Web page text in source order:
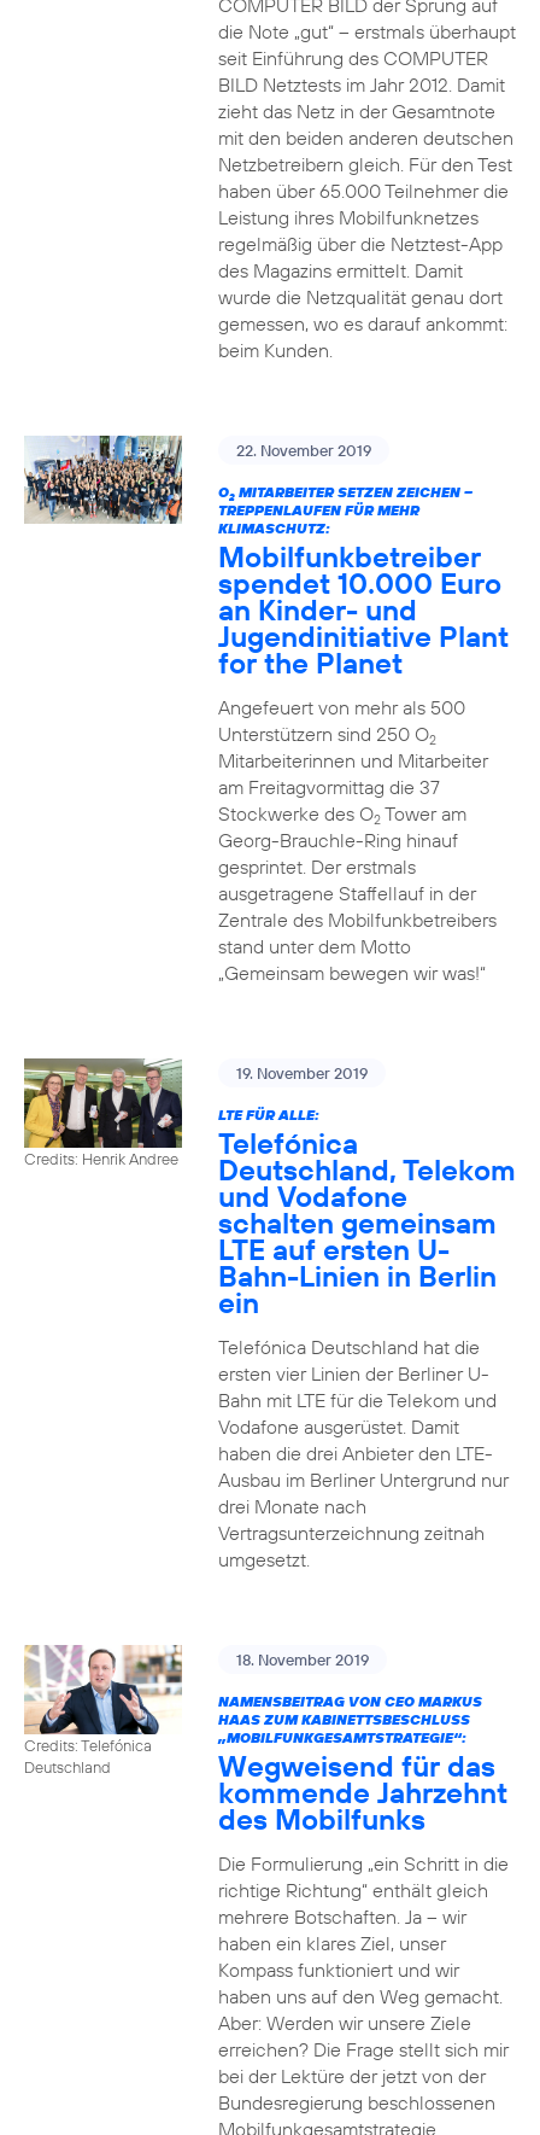
COMPUTER BILD der Sprung auf
die Note „gut“ – erstmals überhaupt
seit Einführung des COMPUTER
BILD Netztests im Jahr 2012. Damit
zieht das Netz in der Gesamtnote
mit den beiden anderen deutschen
Netzbetreibern gleich. Für den Test
haben über 65.000 Teilnehmer die
Leistung ihres Mobilfunknetzes
regelmäßig über die Netztest-App
des Magazins ermittelt. Damit
wurde die Netzqualität genau dort
gemessen, wo es darauf ankommt:
beim Kunden.
22. November 2019
O2MITARBEITER SETZEN ZEICHEN –
TREPPENLAUFEN FÜR MEHR
KLIMASCHUTZ:
Mobilfunkbetreiber
spendet 10.000 Euro
an Kinder- und
Jugendinitiative Plant
for the Planet
Angefeuert von mehr als 500
Unterstützern sind 250 O2
Mitarbeiterinnen und Mitarbeiter
am Freitagvormittag die 37
Stockwerke des O2Tower am
Georg-Brauchle-Ring hinauf
gesprintet. Der erstmals
ausgetragene Staffellauf in der
Zentrale des Mobilfunkbetreibers
stand unter dem Motto
„Gemeinsam bewegen wir was!“
Credits: Henrik Andree
19. November 2019
LTE FÜR ALLE:
Telefónica
Deutschland, Telekom
und Vodafone
schalten gemeinsam
LTE auf ersten U-
Bahn-Linien in Berlin
ein
Telefónica Deutschland hat die
ersten vier Linien der Berliner U-
Bahn mit LTE für die Telekom und
Vodafone ausgerüstet. Damit
haben die drei Anbieter den LTE-
Ausbau im Berliner Untergrund nur
drei Monate nach
Vertragsunterzeichnung zeitnah
umgesetzt.
Credits: Telefónica
Deutschland
18. November 2019
NAMENSBEITRAG VON CEO MARKUS
HAAS ZUM KABINETTSBESCHLUSS
„MOBILFUNKGESAMTSTRATEGIE“:
Wegweisend für das
kommende Jahrzehnt
des Mobilfunks
Die Formulierung „ein Schritt in die
richtige Richtung“ enthält gleich
mehrere Botschaften. Ja – wir
haben ein klares Ziel, unser
Kompass funktioniert und wir
haben uns auf den Weg gemacht.
Aber: Werden wir unsere Ziele
erreichen? Die Frage stellt sich mir
bei der Lektüre der jetzt von der
Bundesregierung beschlossenen
Mobilfunkgesamtstrategie.